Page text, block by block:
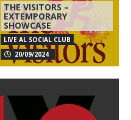
THE VISITORS –
EXTEMPORARY
SHOWCASE
LIVE AL SOCIAL CLUB
20/09/2024